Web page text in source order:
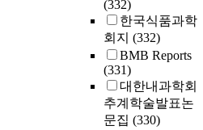
(332)
한국식품과학
회지 (332)
BMB Reports
(331)
대한내과학회
추계학술발표논
문집 (330)